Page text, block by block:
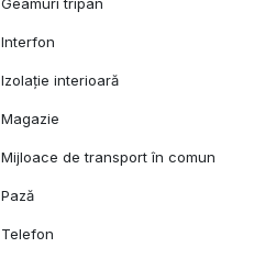
Interfon
Izolație interioară
Magazie
Mijloace de transport în comun
Pază
Telefon